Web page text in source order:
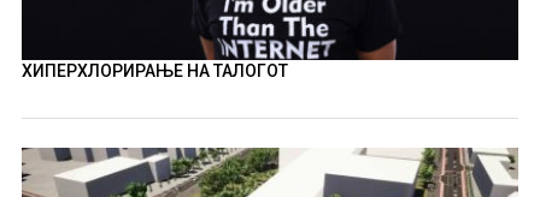
ХИПЕРХЛОРИРАЊЕ НА ТАЛОГОТ